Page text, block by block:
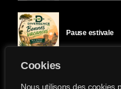
Cookies
Nous utilisons des cookies
Pause estivale